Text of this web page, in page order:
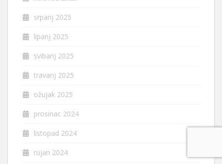
srpanj 2025
lipanj 2025
svibanj 2025
travanj 2025
ožujak 2025
prosinac 2024
listopad 2024
rujan 2024